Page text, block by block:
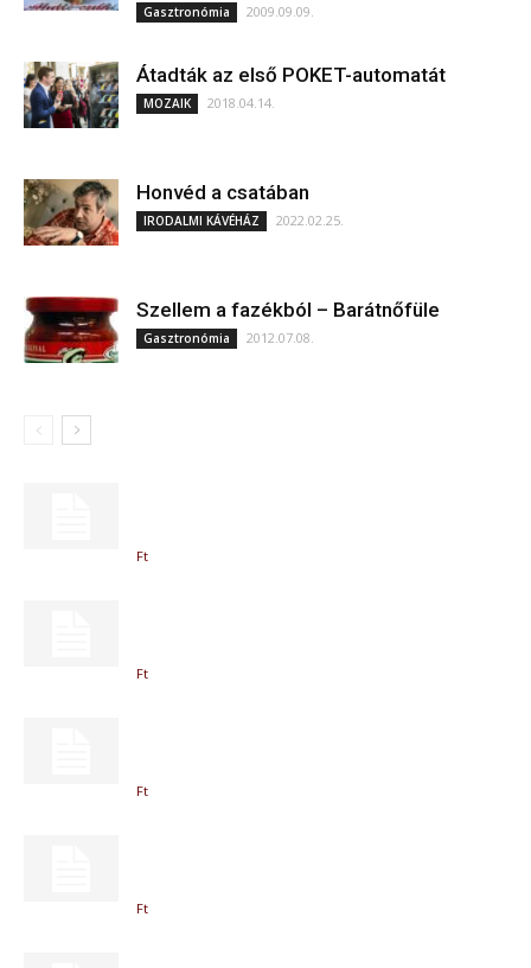
Gasztronómia 2009.09.09.
Átadták az első POKET-automatát
MOZAIK 2018.04.14.
Honvéd a csatában
IRODALMI KÁVÉHÁZ 2022.02.25.
Szellem a fazékból – Barátnőfüle
Gasztronómia 2012.07.08.
Ft
Ft
Ft
Ft